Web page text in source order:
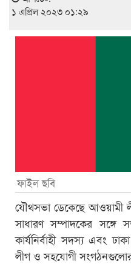
১ এপ্রিল ২০২৩ ০১:২৯
ফাইল ছবি
যৌথসভা ডেকেছে আওয়ামী
সাধারণ সম্পাদকের সঙ্গে
কার্যনির্বাহী সদস্য এবং
লীগ ও সহযোগী